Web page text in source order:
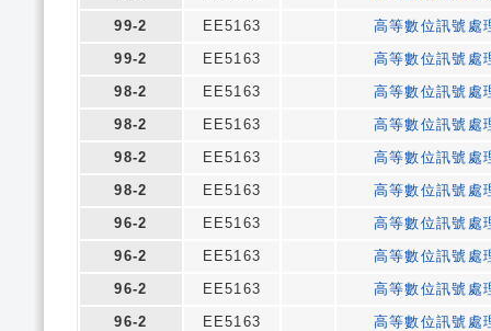
99-2
EE5163
高等數位訊號處
99-2
EE5163
高等數位訊號處
98-2
EE5163
高等數位訊號處
98-2
EE5163
高等數位訊號處
98-2
EE5163
高等數位訊號處
98-2
EE5163
高等數位訊號處
96-2
EE5163
高等數位訊號處
96-2
EE5163
高等數位訊號處
96-2
EE5163
高等數位訊號處
96-2
EE5163
高等數位訊號處